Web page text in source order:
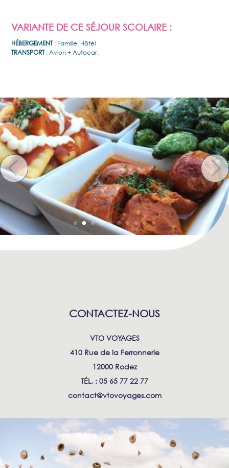
VARIANTE DE CE SÉJOUR SCOLAIRE :
HÉBERGEMENT: Famille, Hôtel
TRANSPORT: Avion + Autocar.
CONTACTEZ-NOUS
VTO VOYAGES
410 Rue de la Ferronnerie
12000 Rodez
TÉL. : 05 65 77 22 77
contact@vtovoyages.com